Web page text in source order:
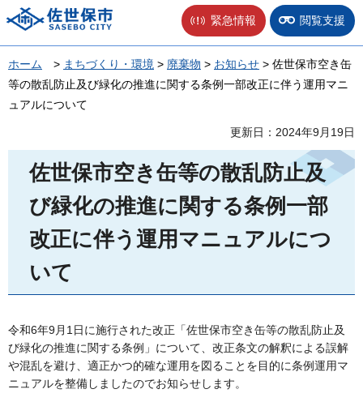
佐世保市 緊急情報 閲覧支援
ホーム > まちづくり・環境 > 廃棄物 > お知らせ > 佐世保市空き缶
等の散乱防止及び緑化の推進に関する条例一部改正に伴う運用マニ
ュアルについて
更新日：2024年9月19日
佐世保市空き缶等の散乱防止及
び緑化の推進に関する条例一部
改正に伴う運用マニュアルにつ
いて
令和6年9月1日に施行された改正「佐世保市空き缶等の散乱防止及
び緑化の推進に関する条例」について、改正条文の解釈による誤解
や混乱を避け、適正かつ的確な運用を図ることを目的に条例運用マ
ニュアルを整備しましたのでお知らせします。